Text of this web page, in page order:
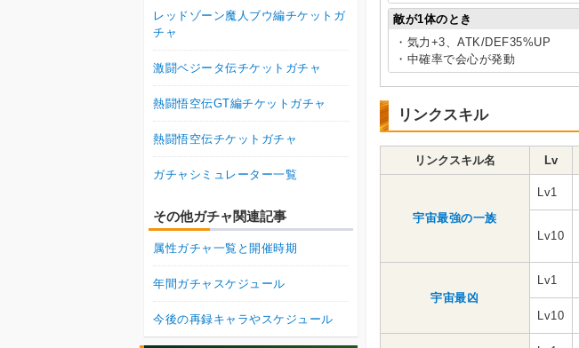
敵が1体のとき
・気力+3、ATK/DEF35%UP
・中確率で会心が発動
リンクスキル
リンクスキル名 Lv
宇宙最強の一族
Lv1
Lv10
宇宙最凶
Lv1
Lv10
レッドゾーン魔人ブウ編チケットガ
チャ
激闘ベジータ伝チケットガチャ
熱闘悟空伝GT編チケットガチャ
熱闘悟空伝チケットガチャ
ガチャシミュレーター一覧
その他ガチャ関連記事
属性ガチャ一覧と開催時期
年間ガチャスケジュール
今後の再録キャラやスケジュール